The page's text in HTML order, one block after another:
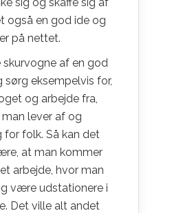
også en god ide og
på nettet.
skurvogne af en god
sørg eksempelvis for,
og arbejde fra,
lever af og
folk. Så kan det
at man kommer
arbejde, hvor man
være udstationere i
Det ville alt andet